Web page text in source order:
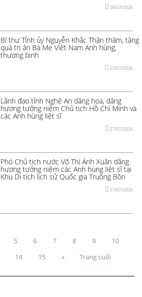
28/07/2026
Bí thư Tỉnh ủy Nguyễn Khắc Thận thăm, tặng
quà tri ân Bà Mẹ Việt Nam Anh hùng,
thương binh
27/07/2026
Lãnh đạo tỉnh Nghệ An dâng hoa, dâng
hương tưởng niệm Chủ tịch Hồ Chí Minh và
các Anh hùng liệt sĩ
27/07/2026
Phó Chủ tịch nước Võ Thị Ánh Xuân dâng
hương tưởng niệm các Anh hùng liệt sĩ tại
Khu Di tích lịch sử Quốc gia Truông Bồn
27/07/2026
5 6 7 8 9
10
14 15 » Trang cuối